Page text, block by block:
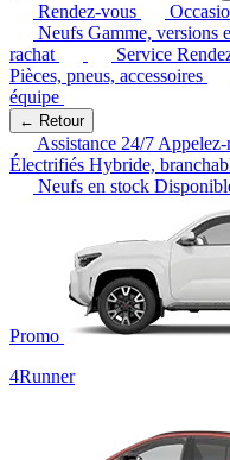
Rendez-vous
Neufs Gamme, versions
rachat
Service
Pièces, pneus, accessoires
équipe
← Retour
Assistance 24/7 Appelez-
Électrifiés Hybride,
Neufs en stock
Promo
4Runner